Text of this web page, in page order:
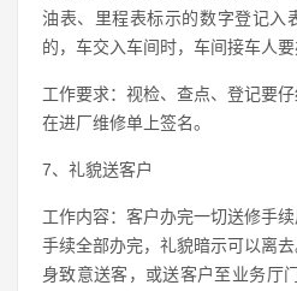
油表、里程表标示的数字登记入
的，车交入车间时，车间接车人要
工作要求：视检、查点、登记要
在进厂维修单上签名。
7、礼貌送客户
工作内容：客户办完一切送修手
手续全部办完，礼貌暗示可以离
身致意送客，或送客户至业务厅